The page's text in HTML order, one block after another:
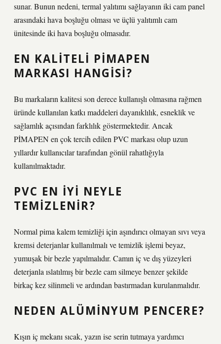
sunar. Bunun nedeni, termal yalıtımı sağlayanın iki cam panel
arasındaki hava boşluğu olması ve üçlü yalıtımlı cam
ünitesinde iki hava boşluğu olmasıdır.
EN KALITELI PIMAPEN
MARKASI HANGISI?
Bu markaların kalitesi son derece kullanışlı olmasına rağmen
üründe kullanılan katkı maddeleri dayanıklılık, esneklik ve
sağlamlık açısından farklılık göstermektedir. Ancak
PİMAPEN en çok tercih edilen PVC markası olup uzun
yıllardır kullanıcılar tarafından gönül rahatlığıyla
kullanılmaktadır.
PVC EN IYI NEYLE
TEMIZLENIR?
Normal pima kalem temizliği için aşındırıcı olmayan sıvı veya
kremsi deterjanlar kullanılmalı ve temizlik işlemi beyaz,
yumuşak bir bezle yapılmalıdır. Camın iç ve dış yüzeyleri
deterjanla ıslatılmış bir bezle cam silmeye benzer şekilde
birkaç kez silinmeli ve ardından bastırmadan kurulanmalıdır.
NEDEN ALÜMINYUM PENCERE?
Kışın iç mekanı sıcak, yazın ise serin tutmaya yardımcı